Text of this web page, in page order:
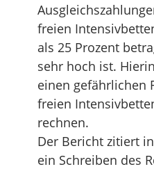
freien
als 25 Prozent
sehr hoch ist.
einen gefährlichen
freien
rechnen.
Der Bericht zitiert
ein Schreiben des